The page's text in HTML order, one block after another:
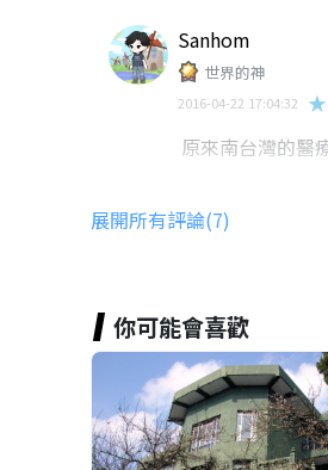
Sanhom
世界的神
2016-04-22 17:04:32
原來南台灣的醫
kaikai5308637
路人甲
2018-02-21 22:35:30
展開所有評論(7)
你可能會喜歡